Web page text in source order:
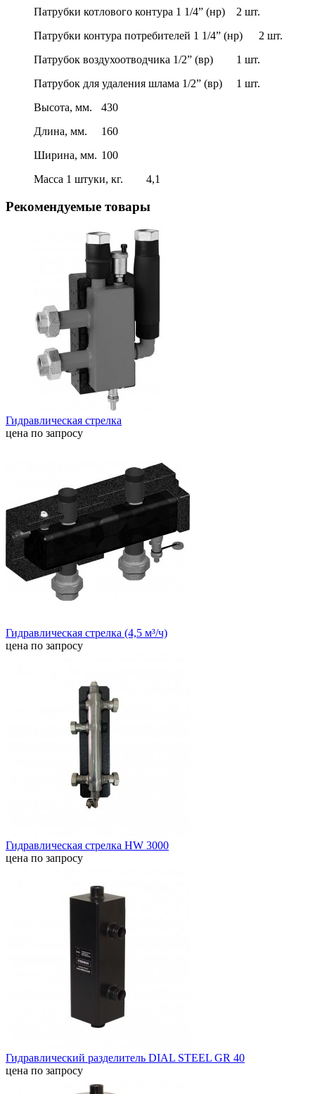
Патрубки котлового контура 1 1/4” (нр)
2 шт.
Патрубки контура потребителей 1 1/4” (нр)
2 шт.
Патрубок воздухоотводчика 1/2” (вр)
1 шт.
Патрубок для удаления шлама 1/2” (вр)
1 шт.
Высота, мм.
430
Длина, мм.
160
Ширина, мм. 100
Масса 1 штуки, кг.
4,1
Рекомендуемые товары
Гидравлическая стрелка
цена по запросу
Гидравлическая стрелка (4,5 м³/ч)
цена по запросу
Гидравлическая стрелка HW 3000
цена по запросу
Гидравлический разделитель DIAL STEEL GR 40
цена по запросу